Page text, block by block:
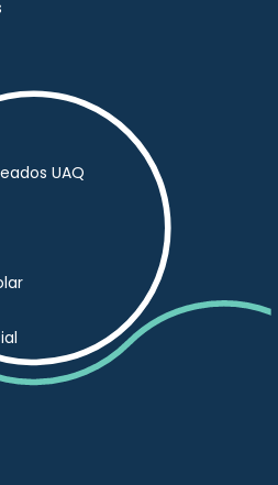
UAQ